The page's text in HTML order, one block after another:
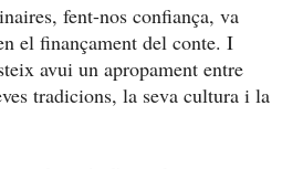
fent-nos confiança, va
el finançament del conte. I
avui un apropament entre
tradicions, la seva cultura i la